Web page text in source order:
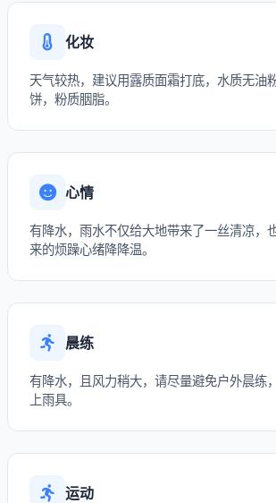
化妆
天气较热，建议用露质面霜打底，水质无油
饼，粉质胭脂。
心情
有降水，雨水不仅给大地带来了一丝清凉，
来的烦躁心绪降降温。
晨练
有降水，且风力稍大，请尽量避免户外晨练
上雨具。
运动